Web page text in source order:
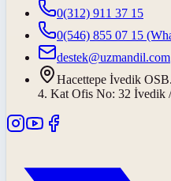
0(312) 911 37 15
0(546) 855 07 15
destek@uzmandil.com
Hacettepe İvedik
4. Kat Ofis No: 32